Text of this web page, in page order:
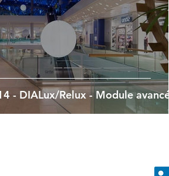
- DIALux/Relux - Module avancé